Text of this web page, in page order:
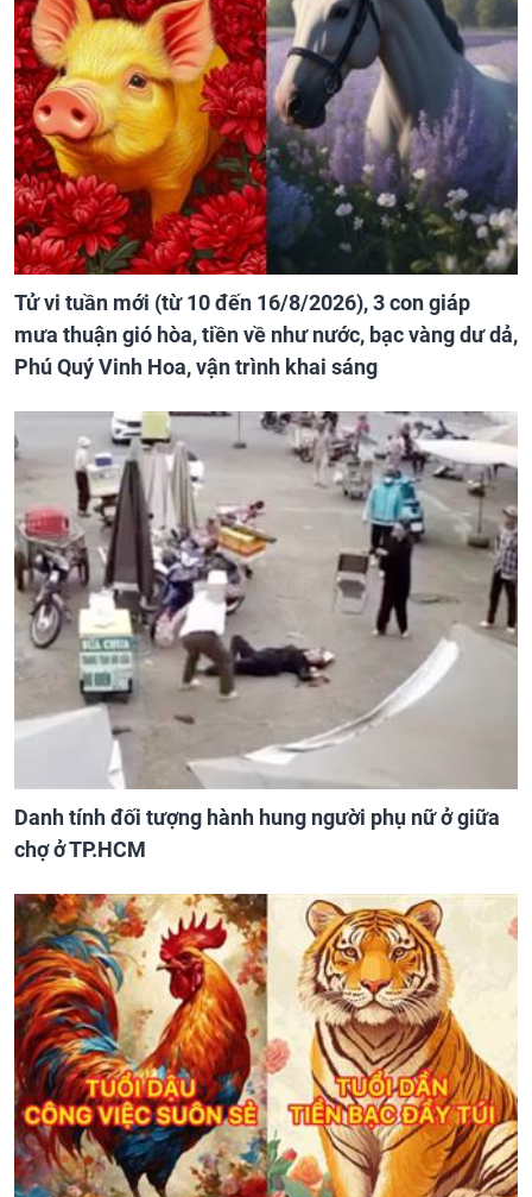
Tử vi tuần mới (từ 10 đến 16/8/2026), 3 con giáp
mưa thuận gió hòa, tiền về như nước, bạc vàng dư dả,
Phú Quý Vinh Hoa, vận trình khai sáng
Danh tính đối tượng hành hung người phụ nữ ở giữa
chợ ở TP.HCM